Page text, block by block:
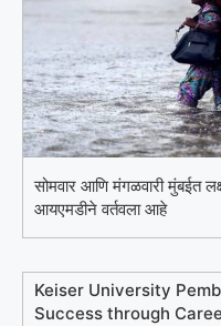
सोमवार आणि मंगळवारी मुंबईत
आयएमडीने वर्तवला आहे
Keiser University
Success through